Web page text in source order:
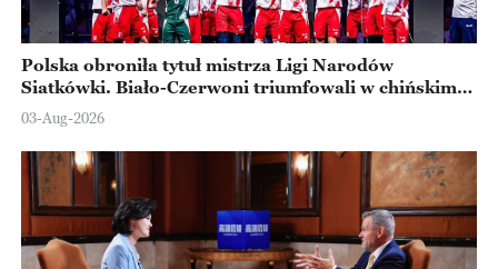
Polska obroniła tytuł mistrza Ligi Narodów
Siatkówki. Biało-Czerwoni triumfowali w chińskim
Ningbo
03-Aug-2026